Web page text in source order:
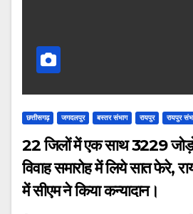
छत्तीसगढ़ जगदलपुर बस्तर संभाग रायपुर रायपुर
22 जिलों में एक साथ 3229
विवाह समारोह में लिये सात फेरे,
में सीएम ने किया कन्यादान।